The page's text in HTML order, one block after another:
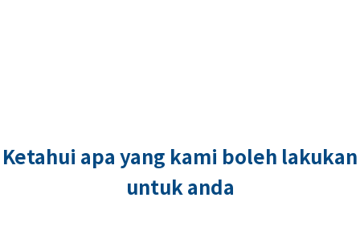
Ketahui apa yang kami boleh lakukan
untuk anda